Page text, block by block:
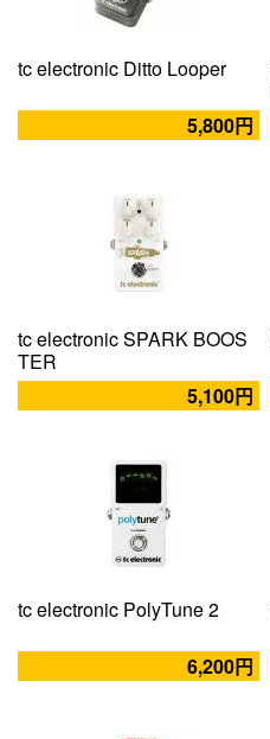
tc electronic Ditto Looper
5,800円
tc electronic SPARK BOOS
TER
5,100円
tc electronic PolyTune 2
6,200円